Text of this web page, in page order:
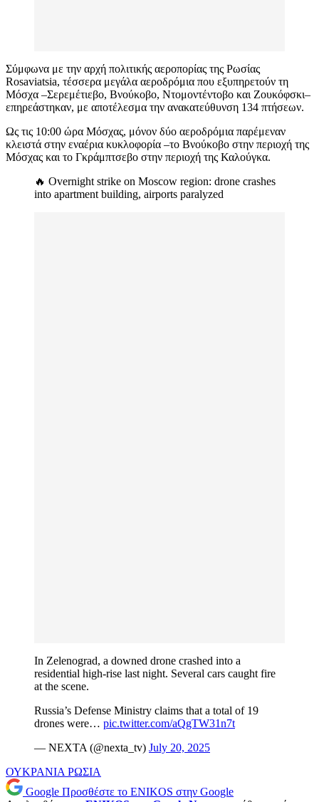
Σύμφωνα με την αρχή πολιτικής αεροπορίας της Ρωσίας
Rosaviatsia, τέσσερα μεγάλα αεροδρόμια που εξυπηρετούν τη
Μόσχα –Σερεμέτιεβο, Βνούκοβο, Ντομοντέντοβο και Ζουκόφσκι–
επηρεάστηκαν, με αποτέλεσμα την ανακατεύθυνση 134 πτήσεων.
Ως τις 10:00 ώρα Μόσχας, μόνον δύο αεροδρόμια παρέμεναν
κλειστά στην εναέρια κυκλοφορία –το Βνούκοβο στην περιοχή της
Μόσχας και το Γκράμπτσεβο στην περιοχή της Καλούγκα.
🔥 Overnight strike on Moscow region: drone crashes
into apartment building, airports paralyzed
In Zelenograd, a downed drone crashed into a
residential high-rise last night. Several cars caught fire
at the scene.
Russia’s Defense Ministry claims that a total of 19
drones were… pic.twitter.com/aQgTW31n7t
— NEXTA (@nexta_tv) July 20, 2025
ΟΥΚΡΑΝΙΑ ΡΩΣΙΑ
Google Προσθέστε το ENIKOS στην Google